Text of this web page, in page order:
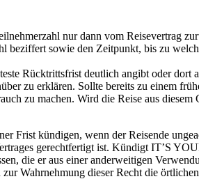
nur dann vom Reisevertrag
beziffert sowie den Zeitpunkt, bis zu
Rücktrittsfrist deutlich angibt oder
zu erklären. Sollte bereits zu einem
zu machen. Wird die Reise aus
Frist kündigen, wenn der Reisende
gerechtfertigt ist. Kündigt IT’S
die er aus einer anderweitigen
Wahrnehmung dieser Recht die